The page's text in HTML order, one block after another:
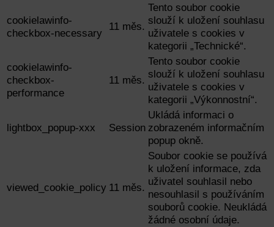
cookielawinfo-
checkbox-necessary
11 měs.
Tento soubor cookie
slouží k uložení souhlasu
uživatele s cookies v
kategorii „Technické“.
cookielawinfo-
checkbox-
performance
11 měs.
Tento soubor cookie
slouží k uložení souhlasu
uživatele s cookies v
kategorii „Výkonnostní“.
lightbox_popup-xxx Session
Ukládá informaci o
zobrazeném informačním
popup okně.
viewed_cookie_policy 11 měs.
Soubor cookie se používá
k uložení informace, zda
uživatel souhlasil nebo
nesouhlasil s používáním
souborů cookie. Neukládá
žádné osobní údaje.